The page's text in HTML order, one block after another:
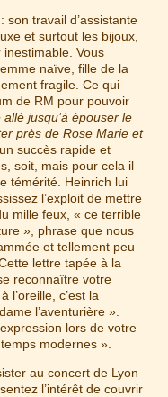
son travail d’assistante
et surtout les bijoux,
inestimable. Vous
naïve, fille de la
fragile. Ce qui
de RM pour pouvoir
jusqu’à épouser le
près de Rose Marie et
succès rapide et
soit, mais pour cela il
témérité. Heinrich lui
l’exploit de mettre
mille feux, « ce terrible
», phrase que nous
et tellement peu
lettre tapée à la
reconnaître votre
l’oreille, c’est la
l’aventurière ».
lors de votre
modernes ».
au concert de Lyon
l’intérêt de couvrir